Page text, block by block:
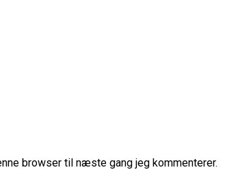
browser til næste gang jeg kommenterer.